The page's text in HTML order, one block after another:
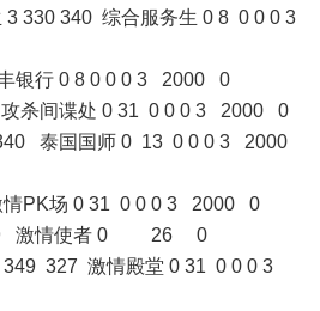
3 330 340 综合服务生 0 8 0 0 0 3
银行 0 8 0 0 0 3 2000 0
杀间谍处 0 31 0 0 0 3 2000 0
泰国国师 0 13 0 0 0 3 2000
情PK场 0 31 0 0 0 3 2000 0
9 激情使者 0 26 0
327 激情殿堂 0 31 0 0 0 3